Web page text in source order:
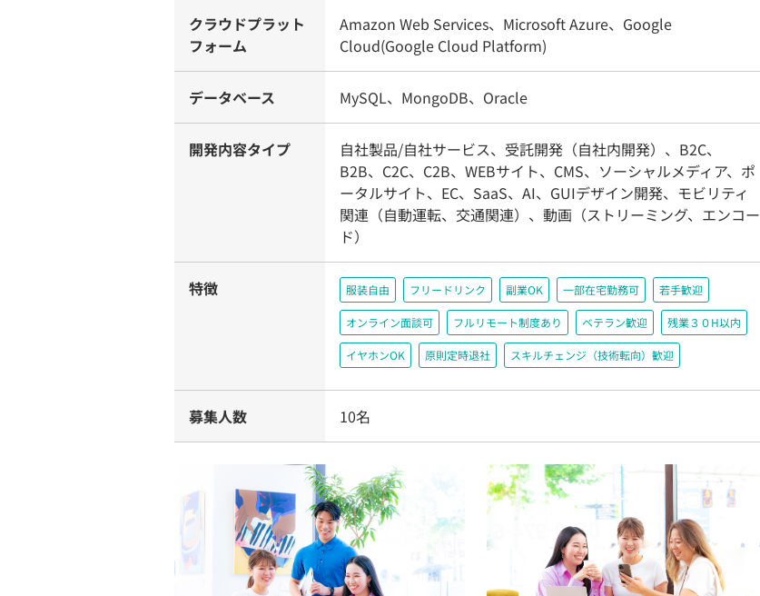
クラウドプラット
フォーム
Amazon Web Services、Microsoft Azure、Google
Cloud(Google Cloud Platform)
データベース MySQL、MongoDB、Oracle
開発内容タイプ
自社製品/自社サービス、受託開発（自社内開発）、B2C、
B2B、C2C、C2B、WEBサイト、CMS、ソーシャルメディア、ポ
ータルサイト、EC、SaaS、AI、GUIデザイン開発、モビリティ
関連（自動運転、交通関連）、動画（ストリーミング、エンコー
ド）
特徴 服装自由 フリードリンク 副業OK 一部在宅勤務可 若手歓迎
オンライン面談可 フルリモート制度あり ベテラン歓迎 残業３０H以内
イヤホンOK 原則定時退社 スキルチェンジ（技術転向）歓迎
募集人数 10名